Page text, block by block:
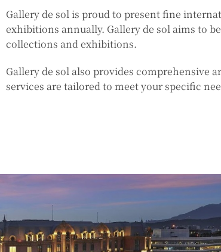
Gallery de sol is proud to present fine
exhibitions annually. Gallery de sol aims to
collections and exhibitions.
Gallery de sol also provides comprehensive
services are tailored to meet your specific